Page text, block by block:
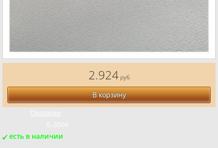
2.924руб
В корзину
есть в наличии